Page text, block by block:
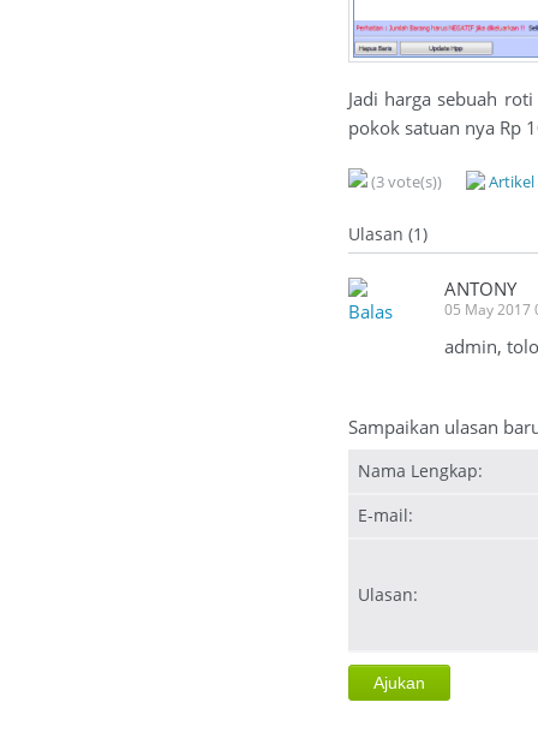
Jadi harga sebuah
pokok satuan nya Rp
(3 vote(s))
Ulasan (1)
Balas
ANTONY
05 May 2017
admin,
Sampaikan ulasan
Nama Lengkap:
E-mail:
Ulasan: